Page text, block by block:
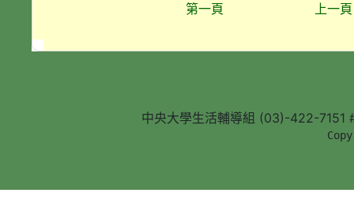
第一頁 上一頁
中央大學生活輔導組 (03)-422-7151